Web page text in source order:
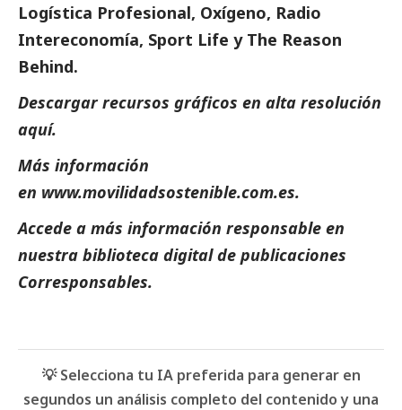
Logística Profesional, Oxígeno, Radio
Intereconomía, Sport Life y The Reason
Behind.
Descargar recursos gráficos en alta resolución
aquí.
Más información
en www.movilidadsostenible.com.es.
Accede a más información responsable en
nuestra biblioteca digital de publicaciones
Corresponsables.
💡 Selecciona tu IA preferida para generar en
segundos un análisis completo del contenido y una